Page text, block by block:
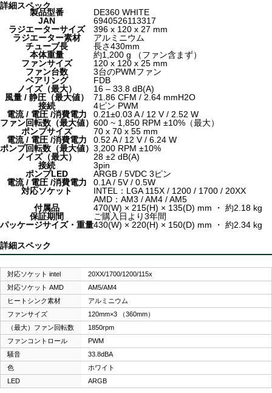
詳細スペック
製品型番
DE360 WHITE
JAN
6940526113317
ラジエーターサイズ
396 x 120 x 27 mm
ラジエーター素材
アルミニウム
チューブ長
長さ430mm
本体重量
約1,200 g （ファン含まず）
ファンサイズ
120 x 120 x 25 mm
ファン台数
3台のPWMファン
ベアリング
FDB
ノイズ（最大）
16 – 33.8 dB(A)
風量 / 静圧（最大値）
71.86 CFM / 2.64 mmH2O
接続
4ピン PWM
電流 / 電圧 /消費電力
0.21±0.03 A / 12 V / 2.52 W
ファン回転数（最大値） 600 ~ 1,850 RPM ±10%（最大）
ポンプサイズ
70 x 70 x 55 mm
電流 / 電圧 /消費電力
0.52 A / 12 V / 6.24 W
ポンプ回転数（最大値） 3,200 RPM ±10%
ノイズ（最大）
28 ±2 dB(A)
接続
3pin
ポンプLED
ARGB / 5VDC 3ピン
電流 / 電圧 /消費電力
0.1A / 5V / 0.5W
対応ソケット
INTEL：LGA 115X / 1200 / 1700 / 20XX
AMD：AM3 / AM4 / AM5
付属品
470(W) × 215(H) × 135(D) mm ・ 約2.18 kg
保証期間
ご購入日より3年間
パッケージサイズ・重量430(W) × 220(H) × 150(D) mm ・ 約2.34 kg
詳細スペック
対応ソケット intel
20XX/1700/1200/115x
対応ソケット AMD
AM5/AM4
ヒートシンク素材
アルミニウム
ファンサイズ
120mm×3 （360mm）
（最大）ファン回転数
1850rpm
ファンコントロール
PWM
騒音
33.8dBA
色
ホワイト
LED
ARGB